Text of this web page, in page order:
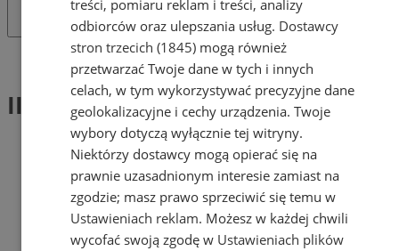
Tag: II tura
II tura (1)
treści, pomiaru reklam i treści, analizy
odbiorców oraz ulepszania usług. Dostawcy
stron trzecich (1845) mogą również
przetwarzać Twoje dane w tych i innych
celach, w tym wykorzystywać precyzyjne dane
geolokalizacyjne i cechy urządzenia. Twoje
wybory dotyczą wyłącznie tej witryny.
Niektórzy dostawcy mogą opierać się na
prawnie uzasadnionym interesie zamiast na
zgodzie; masz prawo sprzeciwić się temu w
Ustawieniach reklam. Możesz w każdej chwili
wycofać swoją zgodę w Ustawieniach plików